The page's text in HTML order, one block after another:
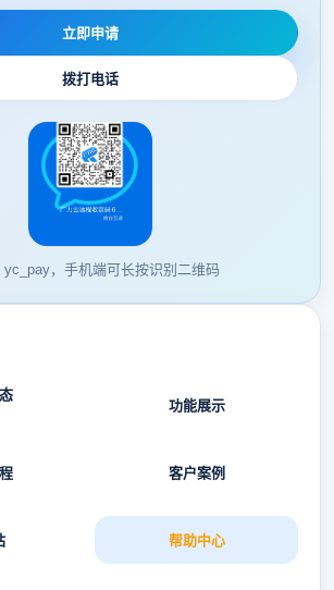
立即申请
拨打电话
yc_pay，手机端可长按识别二维码
功能展示
客户案例
帮助中心